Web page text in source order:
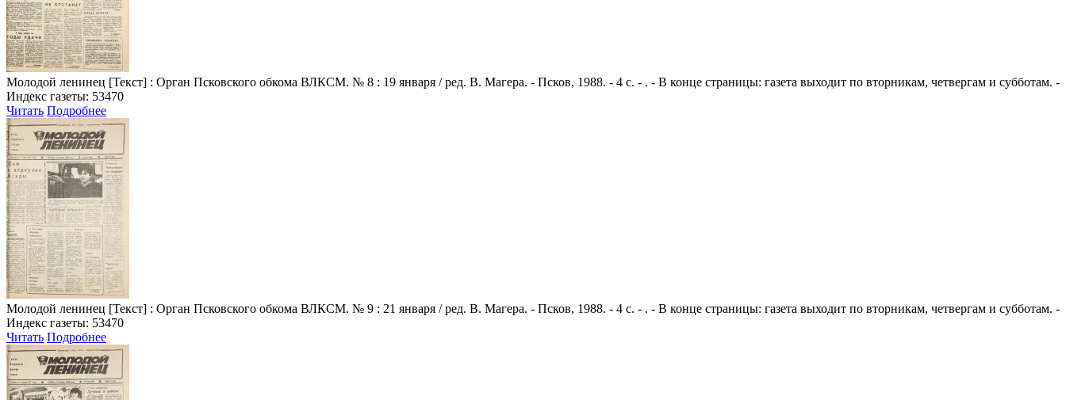
Молодой ленинец [Текст] : Орган Псковского обкома ВЛКСМ. № 8 : 19 января / ред. В. Магера. - Псков, 1988. - 4 с. - . - В конце страницы: газета выходит по вторникам, четвергам и субботам. -
Индекс газеты: 53470
Читать Подробнее
Молодой ленинец [Текст] : Орган Псковского обкома ВЛКСМ. № 9 : 21 января / ред. В. Магера. - Псков, 1988. - 4 с. - . - В конце страницы: газета выходит по вторникам, четвергам и субботам. -
Индекс газеты: 53470
Читать Подробнее